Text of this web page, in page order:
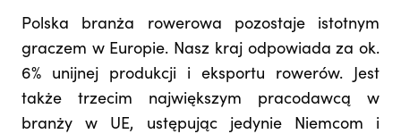
Polska branża rowerowa pozostaje istotnym
graczem w Europie. Nasz kraj odpowiada za ok.
6% unijnej produkcji i eksportu rowerów. Jest
także trzecim największym pracodawcą w
branży w UE, ustępując jedynie Niemcom i